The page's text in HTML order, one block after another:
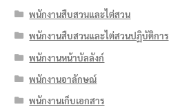
พนักงานสืบสวนและไต่สวน
พนักงานสืบสวนและไต่สวนปฏิบัติการ
พนักงานหน้าบัลลังก์
พนักงานอาลักษณ์
พนักงานเก็บเอกสาร